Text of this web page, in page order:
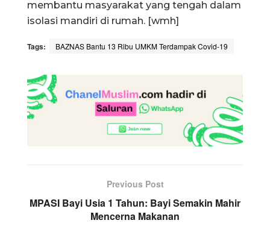
membantu masyarakat yang tengah dalam
isolasi mandiri di rumah. [wmh]
Tags: BAZNAS Bantu 13 Ribu UMKM Terdampak Covid-19
Previous Post
MPASI Bayi Usia 1 Tahun: Bayi Semakin Mahir
Mencerna Makanan